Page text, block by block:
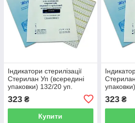
Індикатори стерилізації
Стерилан Уп (всередині
упаковки) 132/20 уп.
323 ₴
Купити
323₴